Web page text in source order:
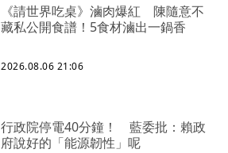
《請世界吃桌》滷肉爆紅 陳隨意不
藏私公開食譜！5食材滷出一鍋香
2026.08.06 21:06
行政院停電40分鐘！ 藍委批：賴政
府說好的「能源韌性」呢